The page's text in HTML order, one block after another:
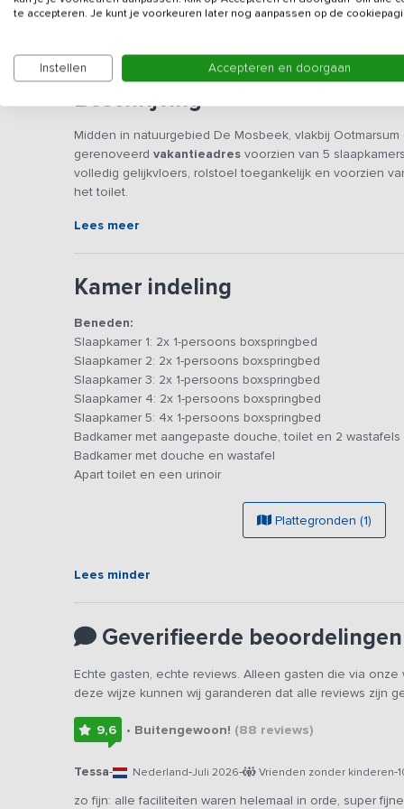
Gegevens van de
Beschrijving
Midden in natuurgebied De Mosbeek, vlakbij
gerenoveerd vakantieadres voorzien van 5
volledig gelijkvloers, rolstoel toegankelijk en voorzien
het toilet.
De vakantieboerderij heeft een gezellige woonkamer
koelkast, combi-magnetron, oven en vaatwasser. Bij
Buiten geniet je van een ruime tuin met overdekt terras
jong tot oud vermaken zich prima in de overdekte
skelters, schommel, glijbaan, ringen en een grasveld
spelen, darten, knutselen, tekenen en spelen met
fietsverhuur en mogelijkheden met het openbaar
van de vakantieboerderij.
Het prachtige Twentse landschap nodigt uit tot het
kunstliefhebbers. De vakantieboerderij biedt de ideale
in volledige rust en alle moois wat de regio Twente nog
Lees meer
Kamer indeling
Beneden:
Slaapkamer 1: 2x 1-persoons boxspringbed
Slaapkamer 2: 2x 1-persoons boxspringbed
Slaapkamer 3: 2x 1-persoons boxspringbed
Slaapkamer 4: 2x 1-persoons boxspringbed
Slaapkamer 5: 4x 1-persoons boxspringbed
Badkamer met aangepaste douche, toilet en 2 wastafels
Badkamer met douche en wastafel
Apart toilet en een urinoir
Plattegronden (1)
Lees minder
Geverifieerde beoordelingen
Echte gasten, echte reviews. Alleen gasten die via
deze wijze kunnen wij garanderen dat alle reviews zijn
9,6 • Buitengewoon! (88 reviews)
Tessa- Nederland-Juli 2026- Vrienden zonder kinderen-
zo fijn: alle faciliteiten waren helemaal in orde, super
te accepteren. Je kunt je voorkeuren later nog aanpassen op de
Instellen Accepteren en doorgaan